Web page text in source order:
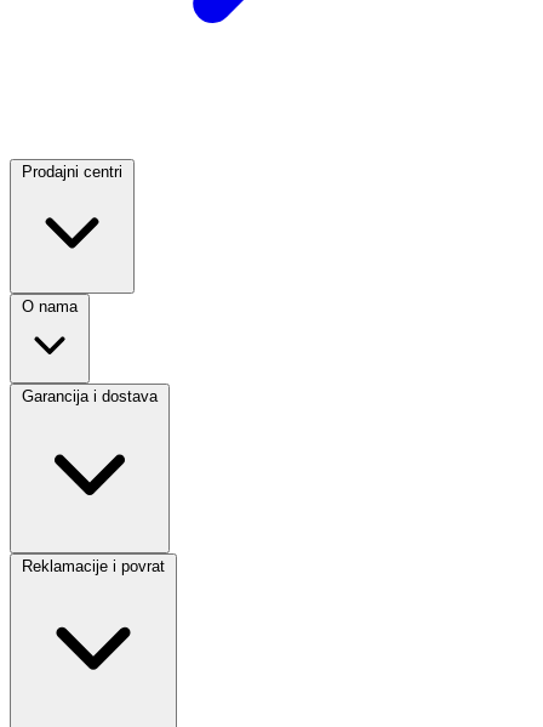
Prodajni centri
O nama
Garancija i dostava
Reklamacije i povrat